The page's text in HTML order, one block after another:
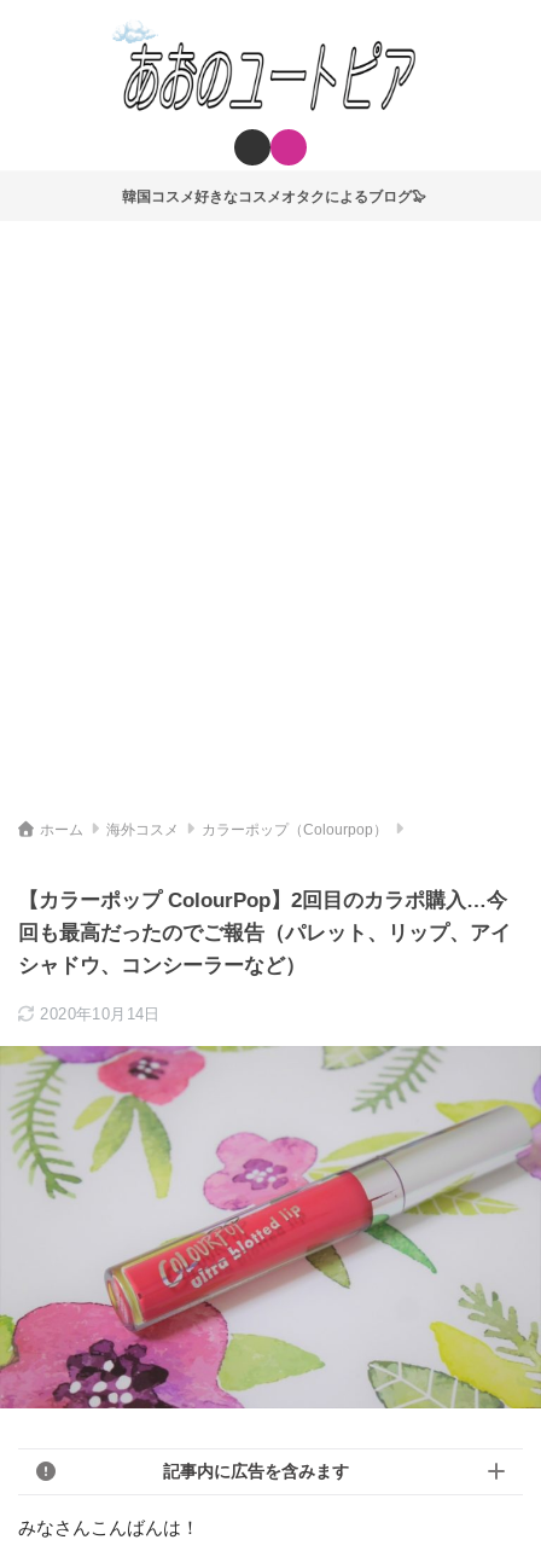
韓国コスメ好きなコスメオタクによるブログ🦭
ホーム 海外コスメ カラーポップ（Colourpop）
【カラーポップ ColourPop】2回目のカラポ購入…今
回も最高だったのでご報告（パレット、リップ、アイ
シャドウ、コンシーラーなど）
2020年10月14日
記事内に広告を含みます
みなさんこんばんは！